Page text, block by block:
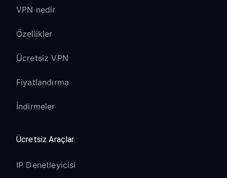
VPN nedir
Özellikler
Ücretsiz VPN
Fiyatlandırma
İndirmeler
Ücretsiz Araçlar
IP Denetleyicisi